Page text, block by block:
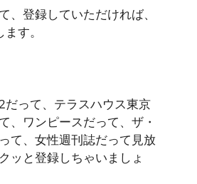
、登録していただければ、
す。
だって、テラスハウス東京
、ワンピースだって、ザ・
て、女性週刊誌だって見放
ッと登録しちゃいましょ